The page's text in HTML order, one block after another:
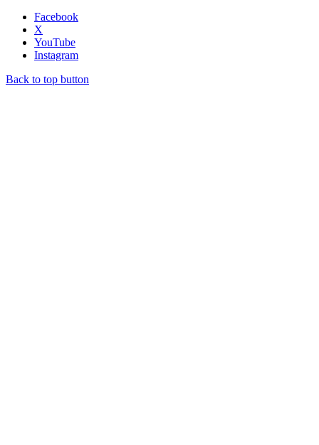
Facebook
X
YouTube
Instagram
Back to top button